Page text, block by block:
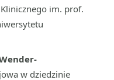
im. prof.
w dziedzinie